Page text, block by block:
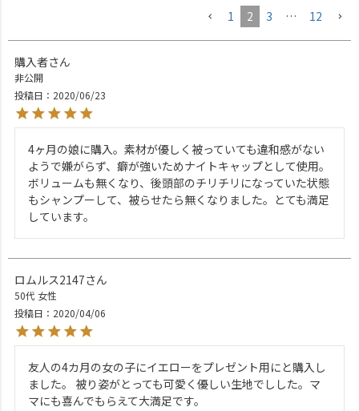
1
2 3 … 12
購入者
非公開
投稿日
2020/06/23
4ヶ月の娘に購入。素材が優しく被っていても違和感がない
ようで嫌がらず、癖が強いためナイトキャップとして使用。
ボリュームも無くなり、後頭部のチリチリになっていた状態
もシャンプーして、被らせたら無くなりました。とても満足
しています。
ロムルス2147
50代 女性
投稿日
2020/04/06
友人の4カ月の女の子にイエローをプレゼント用にと購入し
ました。 被り姿がとっても可愛く優しい生地でしした。マ
マにも喜んでもらえて大満足です。